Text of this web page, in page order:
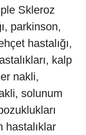
Skleroz
parkinson,
hastalığı,
kalp
nakli,
solunum
hastalıklar